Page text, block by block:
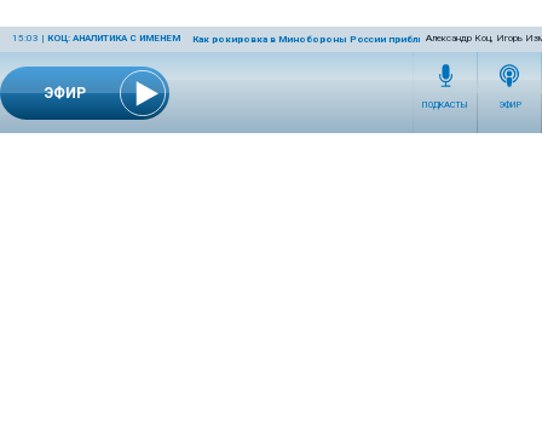
ЭФИР
15:03 | КОЦ: АНАЛИТИКА С ИМЕНЕМ Как рокировка в Минобороны России приблизит победу
Александр Коц, Игорь
ПОДКАСТЫ ЭФИР